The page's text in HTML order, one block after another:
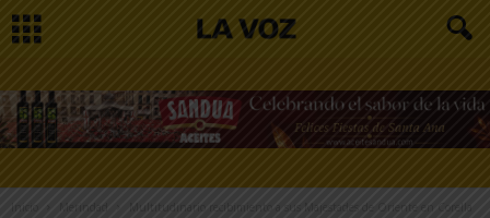
Inicio Multitudinario recibimiento a sus Majestades de Oriente en Corella